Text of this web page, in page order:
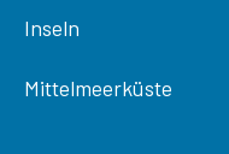
Inseln
Mittelmeerküste